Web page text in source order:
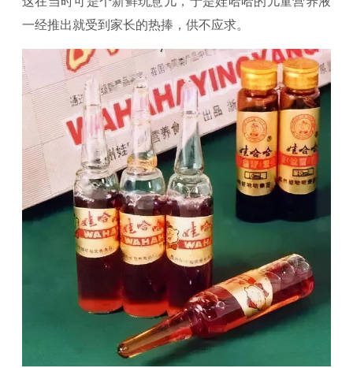
一经推出就受到家长的热捧，供不应求。